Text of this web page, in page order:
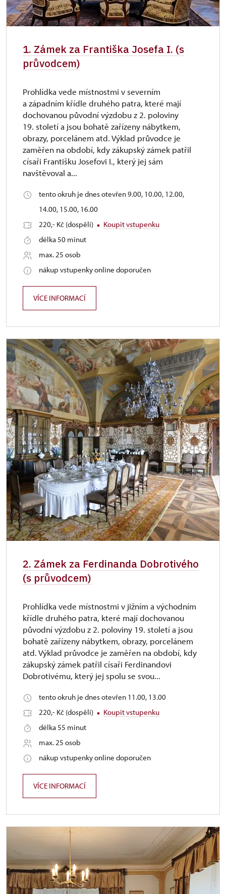
1. Zámek za Františka Josefa I. (s
průvodcem)
Prohlídka vede místnostmi v severním
a západním křídle druhého patra, které mají
dochovanou původní výzdobu z 2. poloviny
19. století a jsou bohatě zařízeny nábytkem,
obrazy, porcelánem atd. Výklad průvodce je
zaměřen na období, kdy zákupský zámek patřil
císaři Františku Josefovi I., který jej sám
navštěvoval a...
tento okruh je dnes otevřen 9.00, 10.00, 12.00,
14.00, 15.00, 16.00
220,- Kč (dospělí)
Koupit vstupenku
délka 50 minut
max. 25 osob
nákup vstupenky online doporučen
VÍCE INFORMACÍ
2. Zámek za Ferdinanda Dobrotivého
(s průvodcem)
Prohlídka vede místnostmi v jižním a východním
křídle druhého patra, které mají dochovanou
původní výzdobu z 2. poloviny 19. století a jsou
bohatě zařízeny nábytkem, obrazy, porcelánem
atd. Výklad průvodce je zaměřen na období, kdy
zákupský zámek patřil císaři Ferdinandovi
Dobrotivému, který jej spolu se svou...
tento okruh je dnes otevřen 11.00, 13.00
220,- Kč (dospělí)
Koupit vstupenku
délka 55 minut
max. 25 osob
nákup vstupenky online doporučen
VÍCE INFORMACÍ